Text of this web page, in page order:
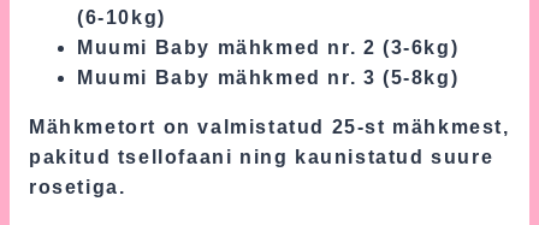
(6-10kg)
Muumi Baby mähkmed nr. 2 (3-6kg)
Muumi Baby mähkmed nr. 3 (5-8kg)
Mähkmetort on valmistatud 25-st mähkmest,
pakitud tsellofaani ning kaunistatud suure
rosetiga.